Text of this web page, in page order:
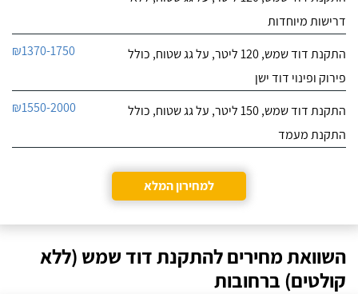
דרישות מיוחדות
התקנת דוד שמש, 120 ליטר, על גג שטוח, כולל
פירוק ופינוי דוד ישן
₪1370-1750
התקנת דוד שמש, 150 ליטר, על גג שטוח, כולל
התקנת מעמד
₪1550-2000
למחירון המלא
השוואת מחירים להתקנת דוד שמש (ללא
קולטים) ברחובות